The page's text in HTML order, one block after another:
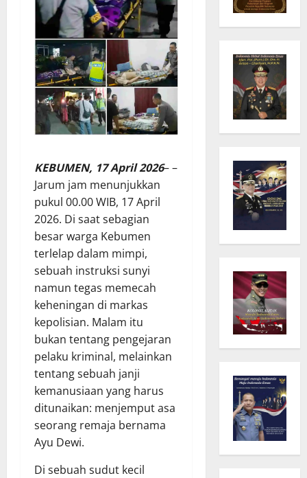
KEBUMEN, 17 April 2026– –
Jarum jam menunjukkan
pukul 00.00 WIB, 17 April
2026. Di saat sebagian
besar warga Kebumen
terlelap dalam mimpi,
sebuah instruksi sunyi
namun tegas memecah
keheningan di markas
kepolisian. Malam itu
bukan tentang pengejaran
pelaku kriminal, melainkan
tentang sebuah janji
kemanusiaan yang harus
ditunaikan: menjemput asa
seorang remaja bernama
Ayu Dewi.
Di sebuah sudut kecil